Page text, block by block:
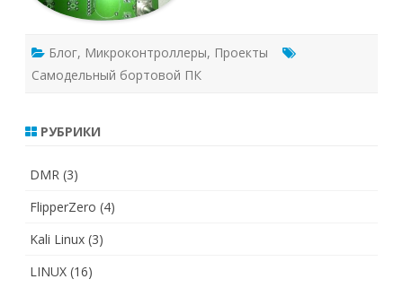
Блог, Микроконтроллеры, Проекты
Самодельный бортовой ПК
РУБРИКИ
DMR (3)
FlipperZero (4)
Kali Linux (3)
LINUX (16)